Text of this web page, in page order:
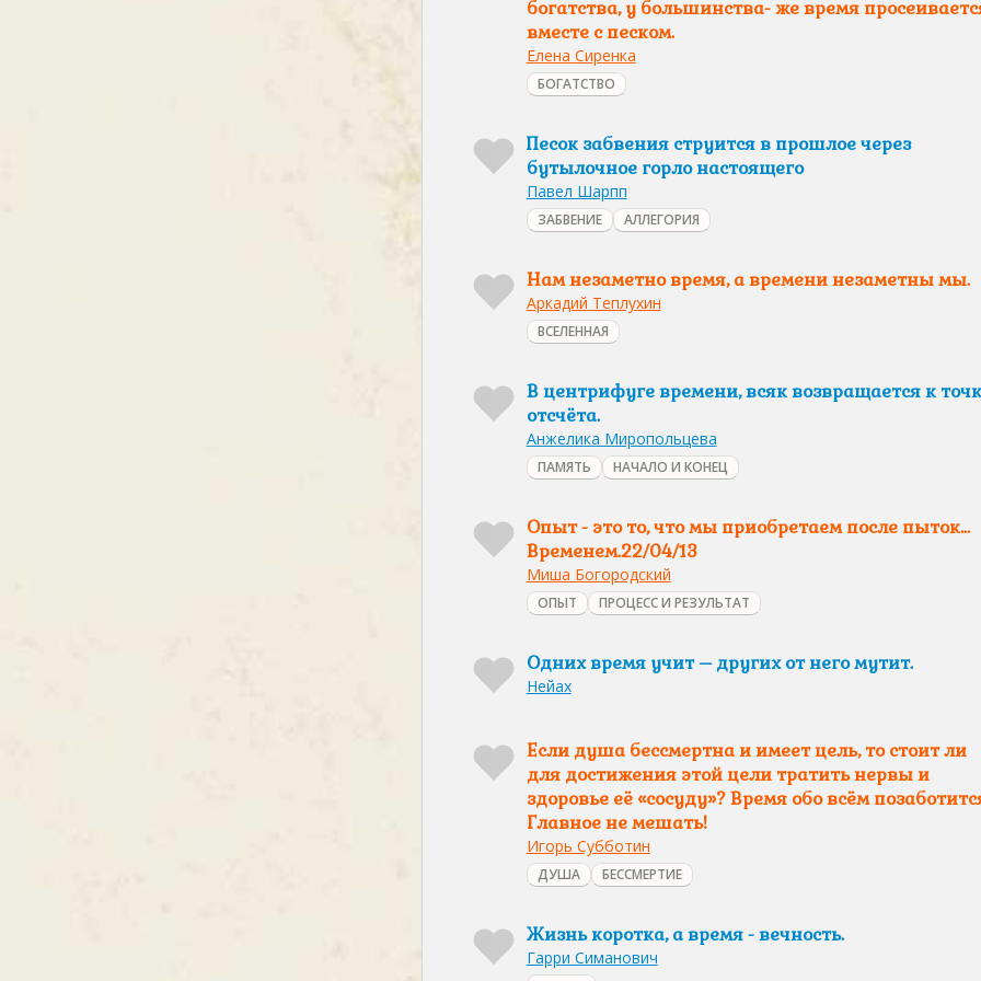
богатства, у большинства- же время
вместе с песком.
Елена Сиренка
БОГАТСТВО
Песок забвения струится в прошлое через
бутылочное горло настоящего
Павел Шарпп
ЗАБВЕНИЕ АЛЛЕГОРИЯ
Нам незаметно время, а времени незаметны мы.
Аркадий Теплухин
ВСЕЛЕННАЯ
В центрифуге времени, всяк возвращается к
отсчёта.
Анжелика Миропольцева
ПАМЯТЬ НАЧАЛО И КОНЕЦ
Опыт - это то, что мы приобретаем после пыток...
Временем.22/04/13
Миша Богородский
ОПЫТ ПРОЦЕСС И РЕЗУЛЬТАТ
Одних время учит – других от него мутит.
Нейах
Если душа бессмертна и имеет цель, то стоит ли
для достижения этой цели тратить нервы и
здоровье её «сосуду»? Время обо всём
Главное не мешать!
Игорь Субботин
ДУША БЕССМЕРТИЕ
Жизнь коротка, а время - вечность.
Гарри Симанович